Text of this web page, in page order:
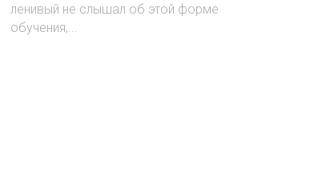
ленивый не слышал об этой форме
обучения,...